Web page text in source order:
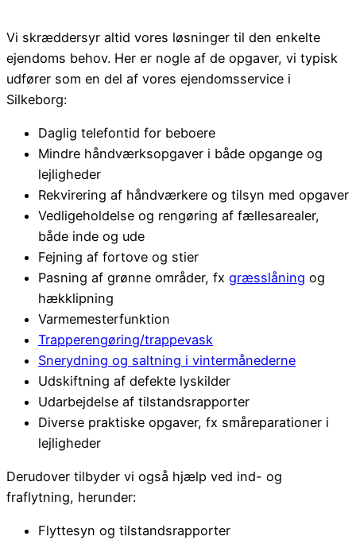
Vi skræddersyr altid vores løsninger til den enkelte
ejendoms behov. Her er nogle af de opgaver, vi typisk
udfører som en del af vores ejendomsservice i
Silkeborg:
Daglig telefontid for beboere
Mindre håndværksopgaver i både opgange og
lejligheder
Rekvirering af håndværkere og tilsyn med opgaver
Vedligeholdelse og rengøring af fællesarealer,
både inde og ude
Fejning af fortove og stier
Pasning af grønne områder, fx græsslåning og
hækklipning
Varmemesterfunktion
Trapperengøring/trappevask
Snerydning og saltning i vintermånederne
Udskiftning af defekte lyskilder
Udarbejdelse af tilstandsrapporter
Diverse praktiske opgaver, fx småreparationer i
lejligheder
Derudover tilbyder vi også hjælp ved ind- og
fraflytning, herunder:
Flyttesyn og tilstandsrapporter